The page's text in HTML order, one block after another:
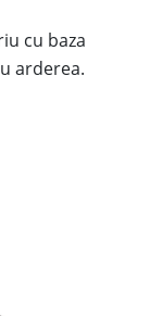
cu baza
arderea.